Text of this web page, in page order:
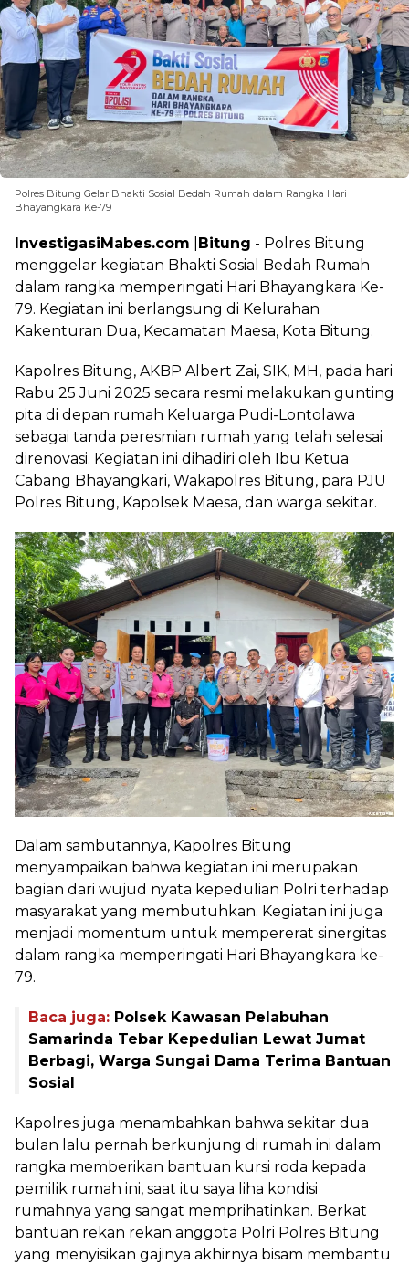
Polres Bitung Gelar Bhakti Sosial Bedah Rumah dalam Rangka Hari
Bhayangkara Ke-79
InvestigasiMabes.com Bitung - Polres Bitung
menggelar kegiatan Bhakti Sosial Bedah Rumah
dalam rangka memperingati Hari Bhayangkara Ke-
79. Kegiatan ini berlangsung di Kelurahan
Kakenturan Dua, Kecamatan Maesa, Kota Bitung.
Kapolres Bitung, AKBP Albert Zai, SIK, MH, pada hari
Rabu 25 Juni 2025 secara resmi melakukan gunting
pita di depan rumah Keluarga Pudi-Lontolawa
sebagai tanda peresmian rumah yang telah selesai
direnovasi. Kegiatan ini dihadiri oleh Ibu Ketua
Cabang Bhayangkari, Wakapolres Bitung, para PJU
Polres Bitung, Kapolsek Maesa, dan warga sekitar.
Dalam sambutannya, Kapolres Bitung
menyampaikan bahwa kegiatan ini merupakan
bagian dari wujud nyata kepedulian Polri terhadap
masyarakat yang membutuhkan. Kegiatan ini juga
menjadi momentum untuk mempererat sinergitas
dalam rangka memperingati Hari Bhayangkara ke-
79.
Baca juga: Polsek Kawasan Pelabuhan
Samarinda Tebar Kepedulian Lewat Jumat
Berbagi, Warga Sungai Dama Terima Bantuan
Sosial
Kapolres juga menambahkan bahwa sekitar dua
bulan lalu pernah berkunjung di rumah ini dalam
rangka memberikan bantuan kursi roda kepada
pemilik rumah ini, saat itu saya liha kondisi
rumahnya yang sangat memprihatinkan. Berkat
bantuan rekan rekan anggota Polri Polres Bitung
yang menyisikan gajinya akhirnya bisam membantu